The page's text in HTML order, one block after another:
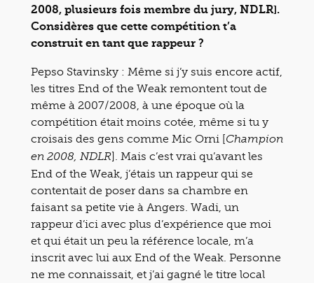
2008, plusieurs fois membre du jury, NDLR].
Considères que cette compétition t’a
construit en tant que rappeur ?
Pepso Stavinsky : Même si j’y suis encore actif,
les titres End of the Weak remontent tout de
même à 2007/2008, à une époque où la
compétition était moins cotée, même si tu y
croisais des gens comme Mic Orni [Champion
en 2008, NDLR]. Mais c’est vrai qu’avant les
End of the Weak, j’étais un rappeur qui se
contentait de poser dans sa chambre en
faisant sa petite vie à Angers. Wadi, un
rappeur d’ici avec plus d’expérience que moi
et qui était un peu la référence locale, m’a
inscrit avec lui aux End of the Weak. Personne
ne me connaissait, et j’ai gagné le titre local